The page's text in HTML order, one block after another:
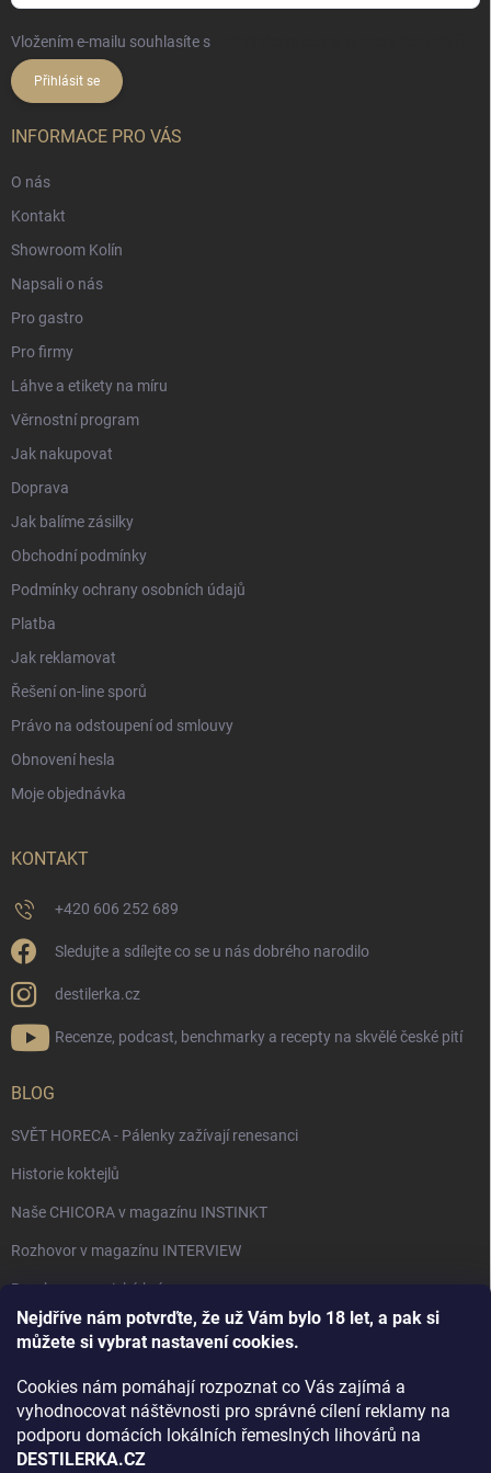
Nejdříve nám potvrďte, že už Vám bylo 18 let, a pak si
můžete si vybrat nastavení cookies.
Cookies nám pomáhají rozpoznat co Vás zajímá a
vyhodnocovat náštěvnosti pro správné cílení reklamy na
podporu domácích lokálních řemeslných lihovárů na
DESTILERKA.CZ
Vložením e-mailu souhlasíte s
Přihlásit se
INFORMACE PRO VÁS
O nás
Kontakt
Showroom Kolín
Napsali o nás
Pro gastro
Pro firmy
Láhve a etikety na míru
Věrnostní program
Jak nakupovat
Doprava
Jak balíme zásilky
Obchodní podmínky
Podmínky ochrany osobních údajů
Platba
Jak reklamovat
Řešení on-line sporů
Právo na odstoupení od smlouvy
Obnovení hesla
Moje objednávka
KONTAKT
+420 606 252 689
Sledujte a sdílejte co se u nás dobrého narodilo
destilerka.cz
Recenze, podcast, benchmarky a recepty na skvělé české pití
BLOG
SVĚT HORECA - Pálenky zažívají renesanci
Historie koktejlů
Naše CHICORA v magazínu INSTINKT
Rozhovor v magazínu INTERVIEW
Bourbon, americká krása.
Napsali v TÝDNU o naší práci
Rozhovor s DESTILERKA.CZ v magazínu DRINKING-CAT
Jak vybrat dárek na Vánoce